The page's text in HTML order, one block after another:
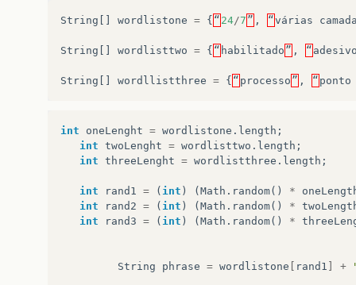
String wordlistone = { “ 24/7 ” , “ várias
String wordlisttwo = { “ habilitado ” , “
String wordllistthree = { “ processo ” , “ ponto
int oneLenght = wordlistone . length ;
int twoLenght = wordlisttwo . length ;
int threeLenght = wordlistthree . length ;
int rand1 = ( int ) ( Math . random() *
int
rand2 = ( int ) ( Math . random() *
int
rand3 = ( int ) ( Math . random() *
String phrase = wordlistone rand1 +